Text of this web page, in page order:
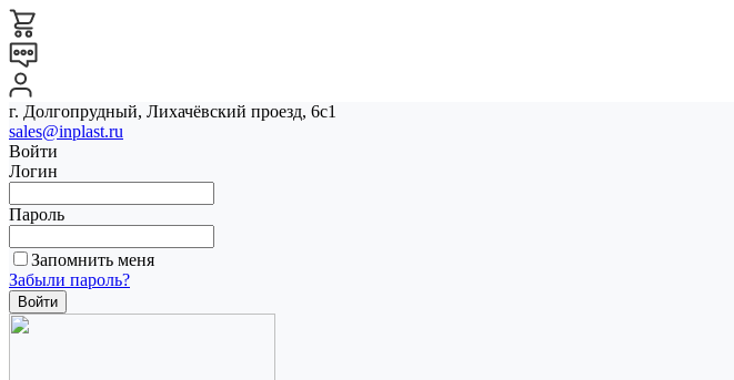
г. Долгопрудный, Лихачёвский проезд, 6с1
sales@inplast.ru
Войти
Логин
Пароль
Запомнить меня
Забыли пароль?